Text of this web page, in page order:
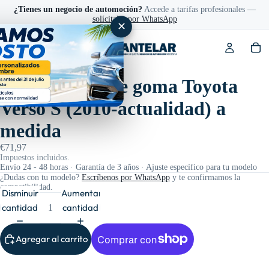
¿Tienes un negocio de automoción?Accede a tarifas profesionales —
solícitalas por WhatsApp
✕
Ref: 201420
Alfombrillas de goma Toyota
Verso S (2010-actualidad) a
medida
€71,97
Impuestos incluidos.
Envío 24 - 48 horas · Garantía de 3 años · Ajuste específico para tu modelo
¿Dudas con tu modelo? Escríbenos por WhatsApp y te confirmamos la
compatibilidad.
Disminuir
cantidad
Aumentar
cantidad
Agregar al carrito